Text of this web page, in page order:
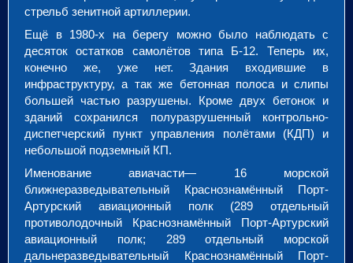
стрельб зенитной артиллерии.
Ещё в 1980-х на берегу можно было наблюдать с
десяток остатков самолётов типа Б-12. Теперь их,
конечно же, уже нет. Здания входившие в
инфраструктуру, а так же бетонная полоса и слипы
большей частью разрушены. Кроме двух бетонок и
зданий сохранился полуразрушенный контрольно-
диспетчерский пункт управления полётами (КДП) и
небольшой подземный КП.
Именование авиачасти— 16 морской
ближнеразведывательный Краснознамённый Порт-
Артурский авиационный полк (289 отдельный
противолодочный Краснознамённый Порт-Артурский
авиационный полк; 289 отдельный морской
дальнеразведывательный Краснознамённый Порт-